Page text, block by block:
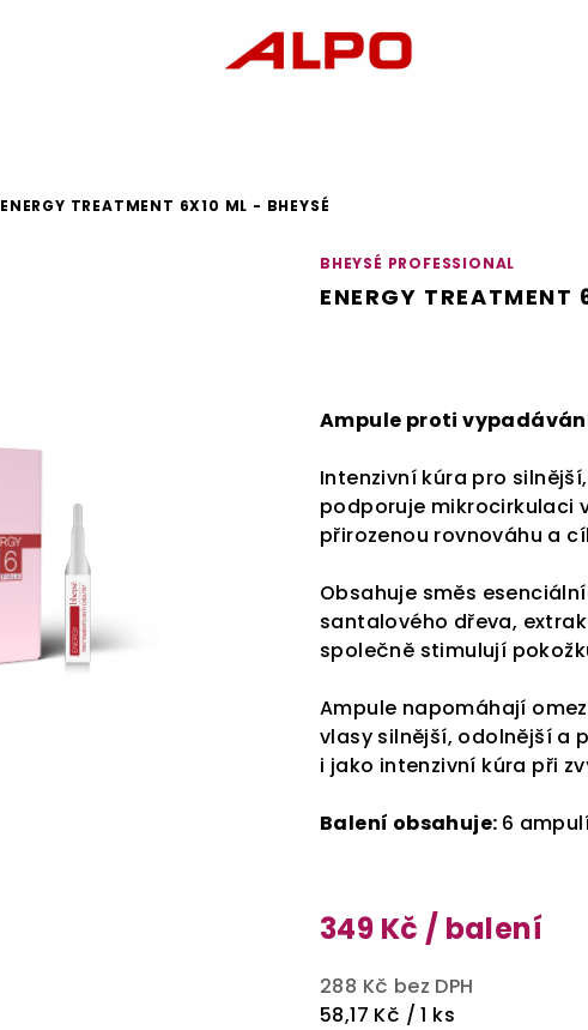
ENERGY TREATMENT 6X10 ML - BHEYSÉ
BHEYSÉ PROFESSIONAL
ENERGY
Ampule proti
Intenzivní kúra pro
podporuje mikrocirkulaci
přirozenou rovnováhu a
Obsahuje směs
santalového dřeva,
společně stimulují
Ampule napomáhají
vlasy silnější, odolnější a
i jako intenzivní kúra při
Balení obsahuje: 6
349 Kč / balení
288 Kč bez DPH
Měrná
58,17 Kč / 1 ks